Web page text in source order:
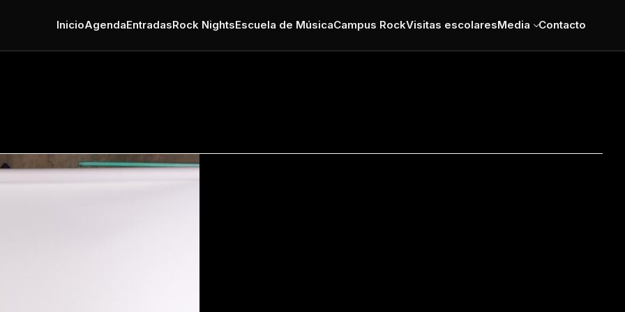
InicioAgendaEntradasRock NightsEscuela de MúsicaCampus RockVisitas escolaresMedia Contacto